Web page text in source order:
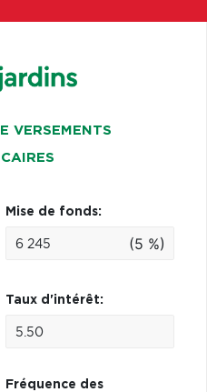
VERSEMENTS
Mise de fonds:
(5 %)
Taux d'intérêt:
Fréquence des